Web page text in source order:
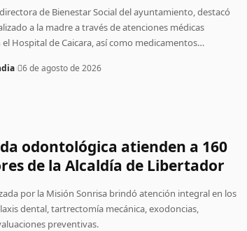
de Bienestar Social del ayuntamiento, destacó
a la madre a través de atenciones médicas
el Hospital de Caicara, así como medicamentos…
6 de agosto de 2026
odontológica atienden a 160
de la Alcaldía de Libertador
por la Misión Sonrisa brindó atención integral en los
dental, tartrectomía mecánica, exodoncias,
preventivas.